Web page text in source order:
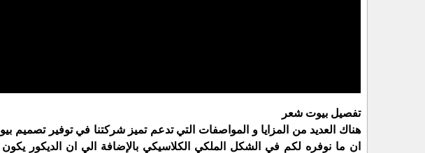
تفصيل بيوت شعر
هناك العديد من المزايا و المواصفات التي تدعم تميز شركتنا في توفير تصميم
ان ما نوفره لكم في الشكل الملكي الكلاسيكي بالإضافة الي ان